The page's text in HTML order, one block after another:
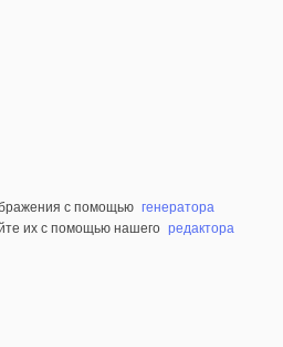
с помощью генератора
их с помощью нашего редактора